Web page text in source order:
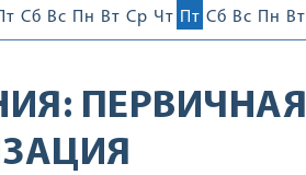
Сб Вс Пн Вт Ср Чт Пт Сб Вс Пн Вт
ПЕРВИЧНАЯ